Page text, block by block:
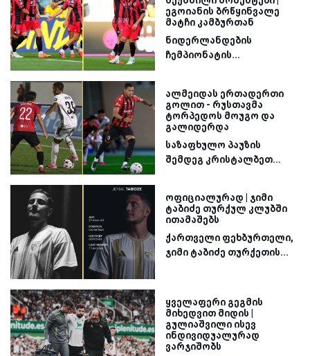
ეგოიანის ბრწყინვალე
მატჩი კამბურთან
ნიდერლანდების
ჩემპიონატის...
ალმეიდას ერთადერთი
გოლით - რუსთავმა
ტორპედოს მოუგო და
გალიდერდა
საზაფხულო პაუზის
შემდეგ კრისტალბეთ...
ოფიციალურად | ჯიმი
ტაბიძე თურქულ კლუბში
ითამაშებს
ქართველი ფეხბურთელი,
ჯიმი ტაბიძე თურქეთის...
ყველაფერი გეგმის
მიხედვით მიდის |
გულიაშვილი ისევ
ინდივიდუალურად
ვარჯიშობს